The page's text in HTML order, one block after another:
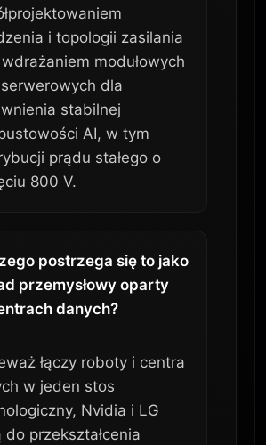
i topologii zasilania
modułowych
dla
stabilnej
AI, w tym
prądu stałego o
800 V.
postrzega się to jako
przemysłowy oparty
danych?
łączy roboty i centra
w jeden stos
Nvidia i LG
do przekształcenia